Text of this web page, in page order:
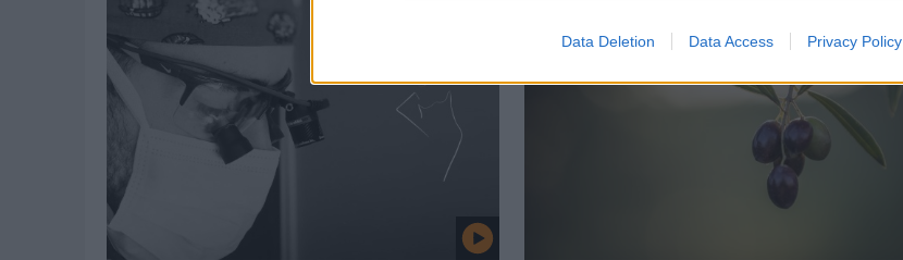
Data Deletion Data Access Privacy Policy